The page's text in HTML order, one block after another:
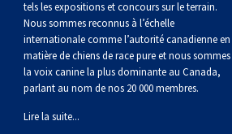
Berger anglais
Berger polonais de plaine
Chien Ibizan
Lévrier irlandais
Terrier tibétain
Xoloitzcuintli (moyen)
Setter irlandais
Épagneul cocker américain
Terrier de Norwich
Terrier du révérend Russell
Caniche (nain)
Carlin
Grand bouvier suisse
Chien du Groenland
Top Dogs
tels les expositions et concours sur le terrain.
Nous sommes reconnus à l’échelle
internationale comme l’autorité canadienne en
matière de chiens de race pure et nous sommes
la voix canine la plus dominante au Canada,
parlant au nom de nos 20 000 membres.
Lire la suite...